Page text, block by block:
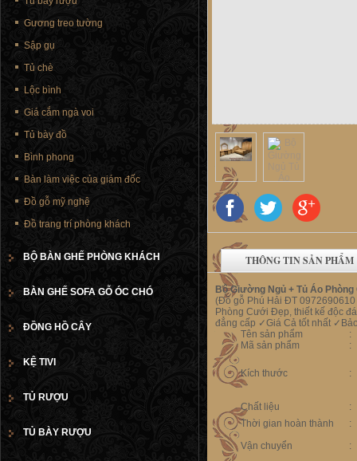
THÔNG TIN SẢN PHẨM
Bộ Giường Ngủ + Tủ Áo
(Đồ gỗ Phú Hải ĐT
Phòng Cưới Đẹp, thiết kế độc
đẳng cấp ✓Giá Cả tốt nhất
Tên sản phẩm
:
Mã sản phẩm
:
Kích thước :
Chất liệu
:
Thời gian hoàn thành
:
Vận chuyển
:
Gương treo tường
Sập gụ
Tủ chè
Lộc bình
Giá cắm ngà voi
Tủ bày đồ
Bình phong
Bàn làm việc của giám đốc
Đồ gỗ mỹ nghệ
Đồ trang trí phòng khách
BỘ BÀN GHẾ PHÒNG KHÁCH
BÀN GHẾ SOFA GỖ ÓC CHÓ
ĐỒNG HỒ CÂY
KỆ TIVI
TỦ RƯỢU
TỦ BÀY RƯỢU